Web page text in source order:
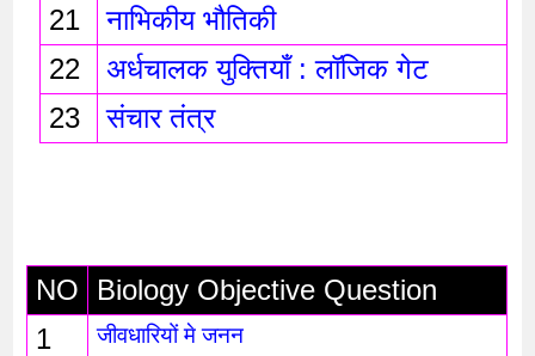
21
नाभिकीय भौतिकी
22
अर्धचालक युक्तियाँ : लॉजिक गेट
23
संचार तंत्र
NO
Biology Objective Question
1
जीवधारियों मे जनन